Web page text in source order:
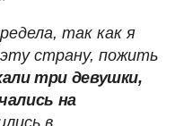
так как я
страну, пожить
три девушки,
на
в